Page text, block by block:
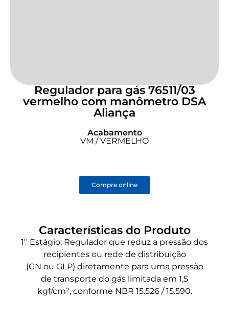
Regulador para gás 76511/03
vermelho com manômetro DSA
Aliança
Acabamento
VM / VERMELHO
Compre online
Características do Produto
1º Estágio: Regulador que reduz a pressão dos
recipientes ou rede de distribuição
(GN ou GLP) diretamente para uma pressão
de transporte do gás limitada em 1,5
kgf/cm², conforme NBR 15.526 / 15.590.